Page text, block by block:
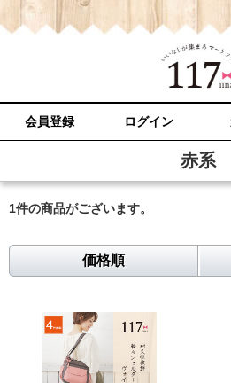
会員登録 ログイン
赤系
1件の商品がございます。
価格順